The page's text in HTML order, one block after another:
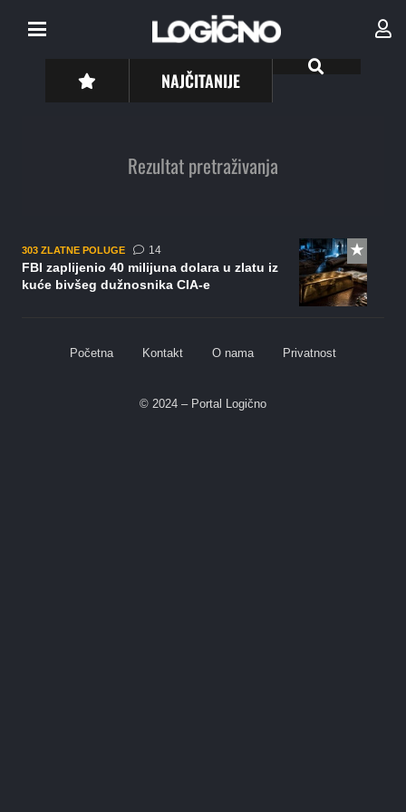
NAJČITANIJE
Rezultat pretraživanja
303 ZLATNE POLUGE 14komentara
FBI zaplijenio 40 milijuna dolara u zlatu iz
kuće bivšeg dužnosnika CIA-e
Početna Kontakt O nama Privatnost
© 2024 – Portal Logično